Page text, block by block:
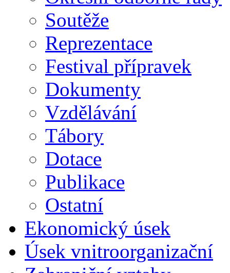
Soutěže
Reprezentace
Festival přípravek
Dokumenty
Vzdělávání
Tábory
Dotace
Publikace
Ostatní
Ekonomický úsek
Úsek vnitroorganizační